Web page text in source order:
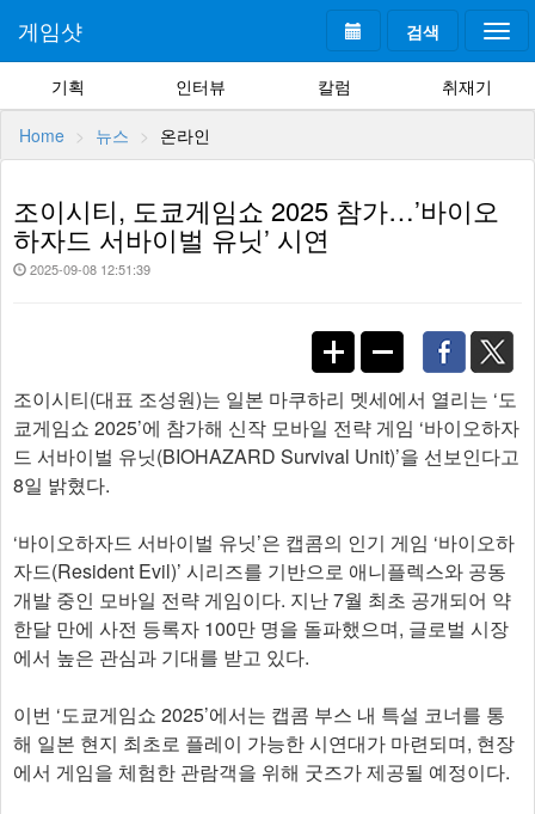
검색
게임샷
기획 인터뷰 칼럼 취재기
Home 뉴스 온라인
조이시티, 도쿄게임쇼 2025 참가…’바이오
하자드 서바이벌 유닛’ 시연
2025-09-08 12:51:39
조이시티(대표 조성원)는 일본 마쿠하리 멧세에서 열리는 ‘도
쿄게임쇼 2025’에 참가해 신작 모바일 전략 게임 ‘바이오하자
드 서바이벌 유닛(BIOHAZARD Survival Unit)’을 선보인다고
8일 밝혔다.
‘바이오하자드 서바이벌 유닛’은 캡콤의 인기 게임 ‘바이오하
자드(Resident Evil)’ 시리즈를 기반으로 애니플렉스와 공동
개발 중인 모바일 전략 게임이다. 지난 7월 최초 공개되어 약
한달 만에 사전 등록자 100만 명을 돌파했으며, 글로벌 시장
에서 높은 관심과 기대를 받고 있다.
이번 ‘도쿄게임쇼 2025’에서는 캡콤 부스 내 특설 코너를 통
해 일본 현지 최초로 플레이 가능한 시연대가 마련되며, 현장
에서 게임을 체험한 관람객을 위해 굿즈가 제공될 예정이다.